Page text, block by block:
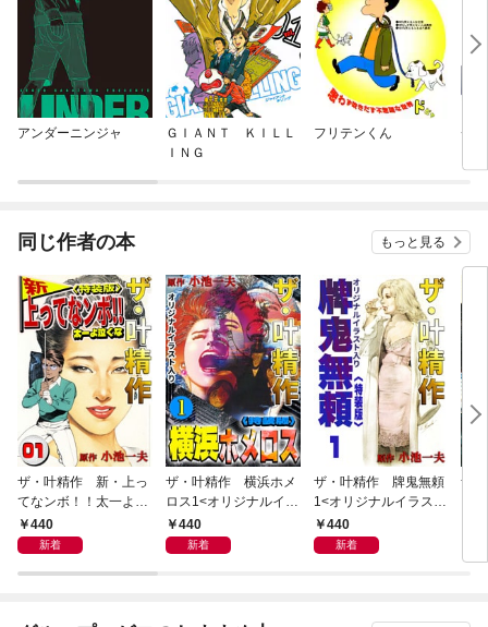
アンダーニンジャ
ＧＩＡＮＴ ＫＩＬＬ
ＩＮＧ
フリテンくん
チ
同じ作者の本 もっと見る
ザ・叶精作 新・上っ
てなンボ！！太一よ泣
くな1<特装版>
440
新着
ザ・叶精作 横浜ホメ
ロス1<オリジナルイラ
スト入り特装版>
440
新着
ザ・叶精作 牌鬼無頼
1<オリジナルイラスト
入り特装版>
440
新着
ザ